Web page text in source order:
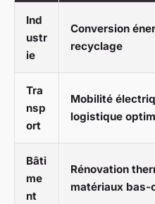
Ind
ustr
ie
Conversion
recyclage
Tra
nsp
ort
Mobilité
logistique
Bâti
me
nt
Rénovation
matériaux bas-